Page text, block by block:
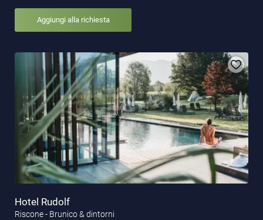
Aggiungi alla richiesta
Hotel Rudolf
Riscone - Brunico & dintorni